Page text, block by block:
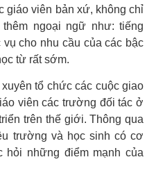
giáo viên bản xứ, không chỉ
ngoại ngữ như: tiếng
cho nhu cầu của các bậc
từ rất sớm.
tổ chức các cuộc giao
viên các trường đối tác ở
trên thế giới. Thông qua
trường và học sinh có cơ
hỏi những điểm mạnh của